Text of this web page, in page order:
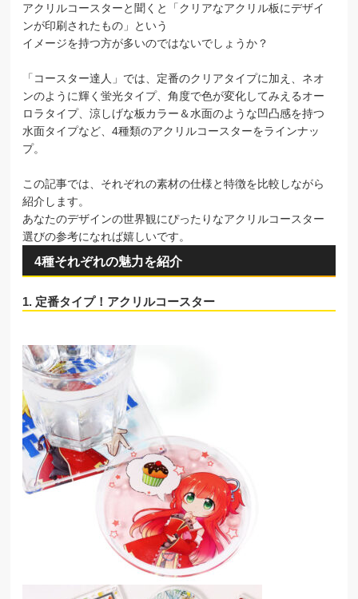
アクリルコースターと聞くと「クリアなアクリル板にデザイ
ンが印刷されたもの」という
イメージを持つ方が多いのではないでしょうか？
「コースター達人」では、定番のクリアタイプに加え、ネオ
ンのように輝く蛍光タイプ、角度で色が変化してみえるオー
ロラタイプ、涼しげな板カラー＆水面のような凹凸感を持つ
水面タイプなど、4種類のアクリルコースターをラインナッ
プ。
この記事では、それぞれの素材の仕様と特徴を比較しながら
紹介します。
あなたのデザインの世界観にぴったりなアクリルコースター
選びの参考になれば嬉しいです。
4種それぞれの魅力を紹介
1. 定番タイプ！アクリルコースター